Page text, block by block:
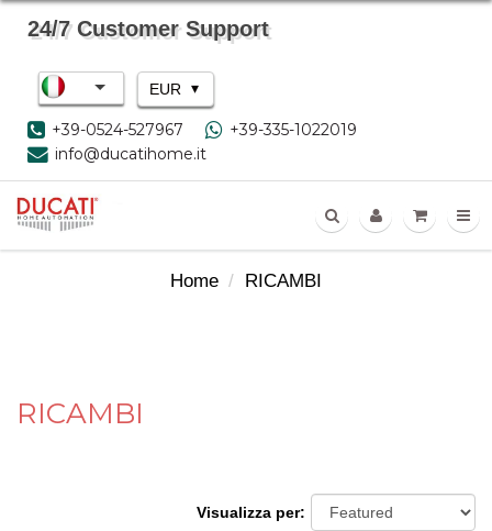
24/7 Customer Support
EUR ▾
+39-0524-527967
+39-335-1022019
info@ducatihome.it
Home RICAMBI
RICAMBI
Visualizza per: